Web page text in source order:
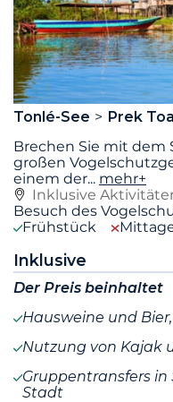
Tonlé-See Prek
Brechen Sie mit dem
großen
einem der... mehr+
Inklusive
Besuch des
Frühstück
Inklusive
Der Preis beinhaltet
Hausweine und
Nutzung von Kajak
Gruppentransfers in
Stadt